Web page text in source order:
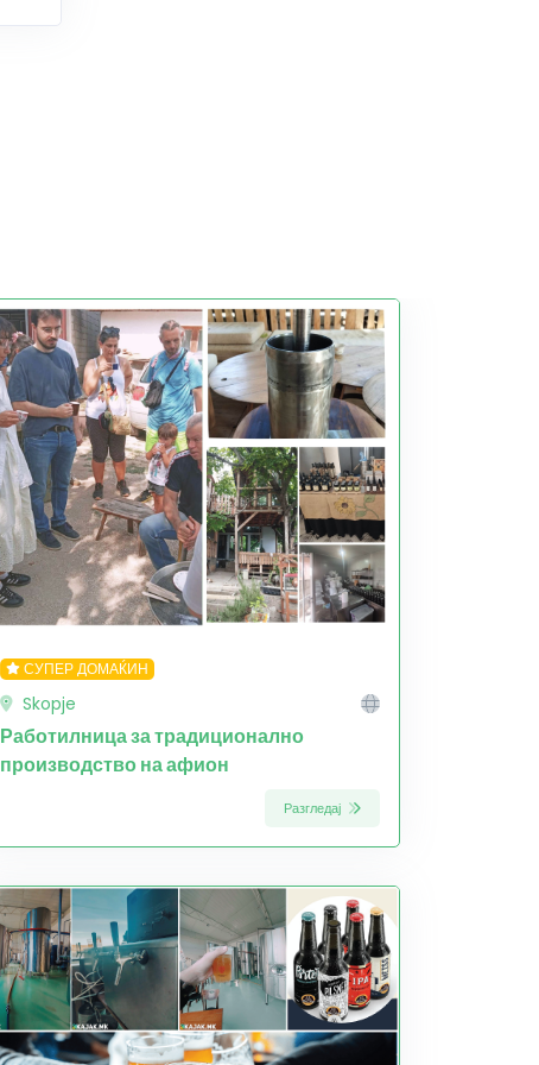
СУПЕР ДОМАЌИН
Skopje
Работилница за традиционално
производство на афион
Разгледај